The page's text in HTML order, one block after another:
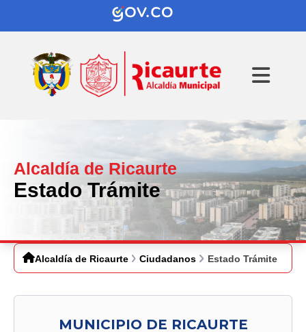
Alcaldía de Ricaurte
Estado Trámite
Alcaldía de Ricaurte Ciudadanos Estado Trámite